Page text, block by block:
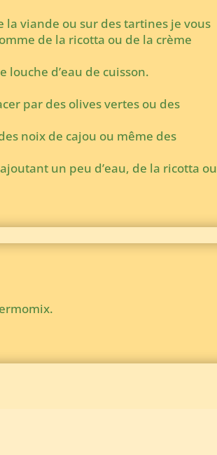
la viande ou sur des tartines je vous
de la ricotta ou de la crème
louche d’eau de cuisson.
par des olives vertes ou des
noix de cajou ou même des
un peu d’eau, de la ricotta ou